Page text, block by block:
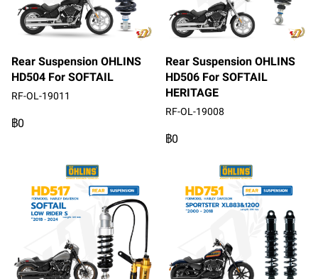
Rear Suspension OHLINS
HD504 For SOFTAIL
RF-OL-19011
฿0
Rear Suspension OHLINS
HD506 For SOFTAIL
HERITAGE
RF-OL-19008
฿0